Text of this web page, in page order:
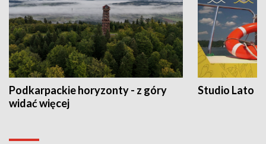
Podkarpackie horyzonty - z góry
widać więcej
Studio Lato